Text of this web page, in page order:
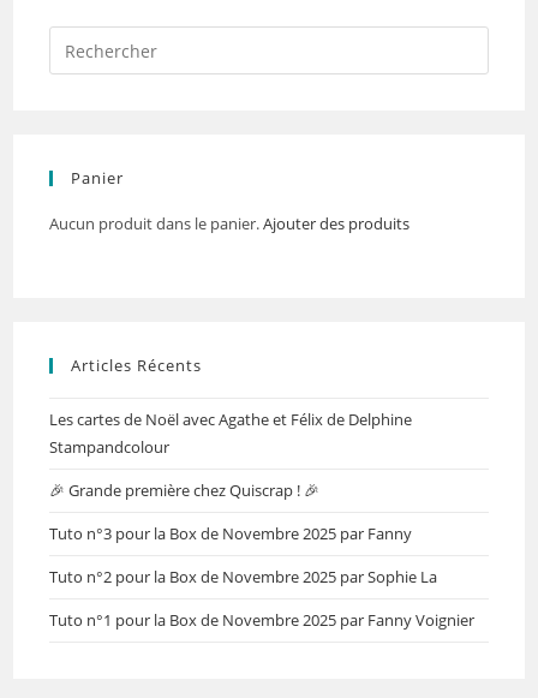
Panier
Aucun produit dans le panier.Ajouter des produits
Articles Récents
Les cartes de Noël avec Agathe et Félix de Delphine
Stampandcolour
🎉 Grande première chez Quiscrap ! 🎉
Tuto n°3 pour la Box de Novembre 2025 par Fanny
Tuto n°2 pour la Box de Novembre 2025 par Sophie La
Tuto n°1 pour la Box de Novembre 2025 par Fanny Voignier